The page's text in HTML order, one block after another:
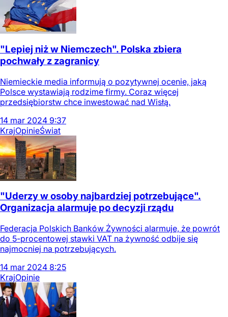
"Lepiej niż w Niemczech". Polska zbiera
pochwały z zagranicy
Niemieckie media informują o pozytywnej ocenie, jaką
Polsce wystawiają rodzime firmy. Coraz więcej
przedsiębiorstw chce inwestować nad Wisłą.
14 mar 2024 9:37
KrajOpinieŚwiat
"Uderzy w osoby najbardziej potrzebujące".
Organizacja alarmuje po decyzji rządu
Federacja Polskich Banków Żywności alarmuje, że powrót
do 5-procentowej stawki VAT na żywność odbije się
najmocniej na potrzebujących.
14 mar 2024 8:25
KrajOpinie